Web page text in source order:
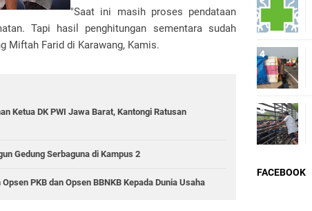
"Saat ini masih proses pendataan
Tapi hasil penghitungan sementara sudah
Miftah Farid di Karawang, Kamis.
Ketua DK PWI Jawa Barat, Kantongi Ratusan
Gedung Serbaguna di Kampus 2
PKB dan Opsen BBNKB Kepada Dunia Usaha
FACEBOOK